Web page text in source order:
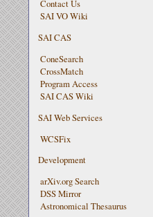
Contact Us
SAI VO Wiki
SAI CAS
ConeSearch
CrossMatch
Program Access
SAI CAS Wiki
SAI Web Services
WCSFix
Development
arXiv.org Search
DSS Mirror
Astronomical Thesaurus